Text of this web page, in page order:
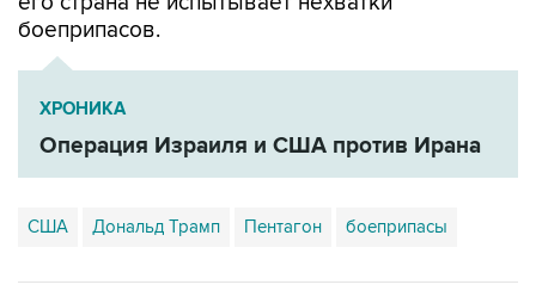
боеприпасов.
ХРОНИКА
Операция Израиля и США против Ирана
США Дональд Трамп Пентагон боеприпасы